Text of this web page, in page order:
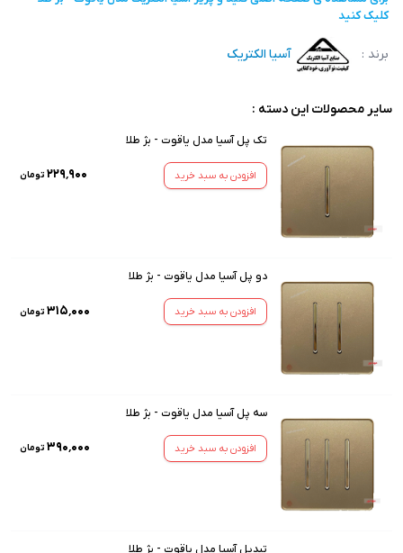
کلیک کنید
برند : آسیا الکتریک
سایر محصولات این دسته :
تک پل آسیا مدل یاقوت - بژ طلا
افزودن به سبد خرید ۲۲۹٬۹۰۰ تومان
دو پل آسیا مدل یاقوت - بژ طلا
افزودن به سبد خرید ۳۱۵٬۰۰۰ تومان
سه پل آسیا مدل یاقوت - بژ طلا
افزودن به سبد خرید ۳۹۰٬۰۰۰ تومان
تبدیل آسیا مدل یاقوت - بژ طلا